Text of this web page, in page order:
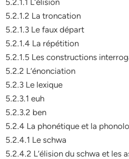
5.2.1.1 L’élision
5.2.1.2 La troncation
5.2.1.3 Le faux départ
5.2.1.4 La répétition
5.2.1.5 Les constructions
5.2.2 L’énonciation
5.2.3 Le lexique
5.2.3.1 euh
5.2.3.2 ben
5.2.4 La phonétique et la
5.2.4.1 Le schwa
5.2.4.2 L’élision du schwa et les